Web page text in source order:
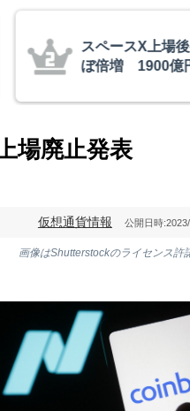
場廃止発表
仮想通貨情報 公開日時:
画像はShutterstockのライセンス許